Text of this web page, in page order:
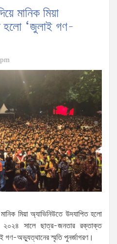
মানিক মিয়া
হলো ‘জুলাই গণ-
মিয়া অ্যাভিনিউতে উদযাপিত হলো
সালে ছাত্র-জনতার রক্তাক্ত
গণ-অভ্যুত্থানের স্মৃতি পুনর্জাগরণ।